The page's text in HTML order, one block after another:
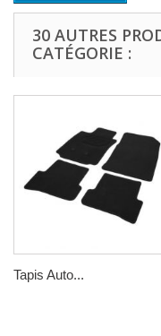
30 AUTRES
CATÉGORIE :
Tapis Auto...